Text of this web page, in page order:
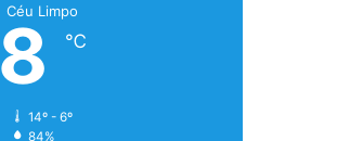
Céu Limpo
8 ℃
14º - 6º
84%